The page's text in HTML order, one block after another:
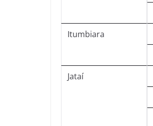
Itumbiara
Jataí